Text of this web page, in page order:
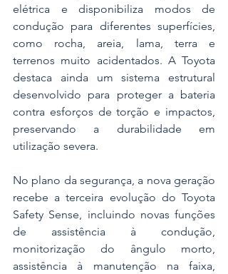
elétrica e disponibiliza modos de
condução para diferentes superfícies,
como rocha, areia, lama, terra e
terrenos muito acidentados. A Toyota
destaca ainda um sistema estrutural
desenvolvido para proteger a bateria
contra esforços de torção e impactos,
preservando a durabilidade em
utilização severa.
No plano da segurança, a nova geração
recebe a terceira evolução do Toyota
Safety Sense, incluindo novas funções
de assistência à condução,
monitorização do ângulo morto,
assistência à manutenção na faixa,